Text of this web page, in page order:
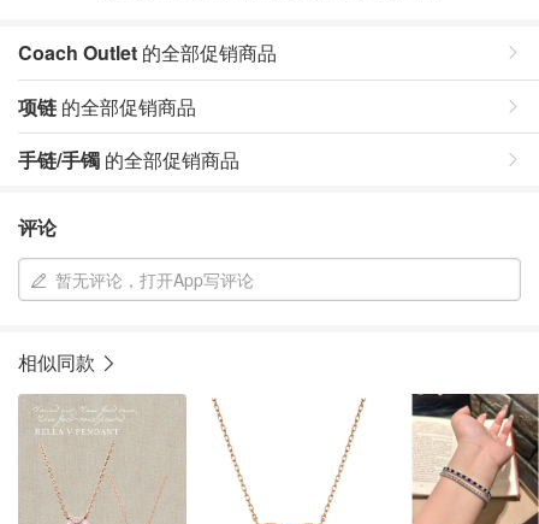
Coach Outlet 的全部促销商品
项链 的全部促销商品
手链/手镯 的全部促销商品
评论
暂无评论，打开App写评论
相似同款